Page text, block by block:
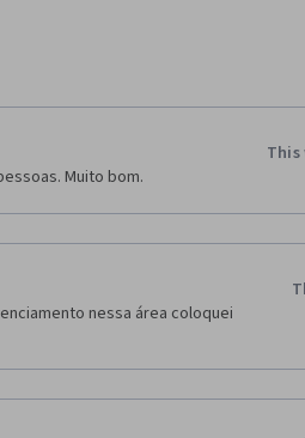
Muito bom.
This
nessa área coloquei